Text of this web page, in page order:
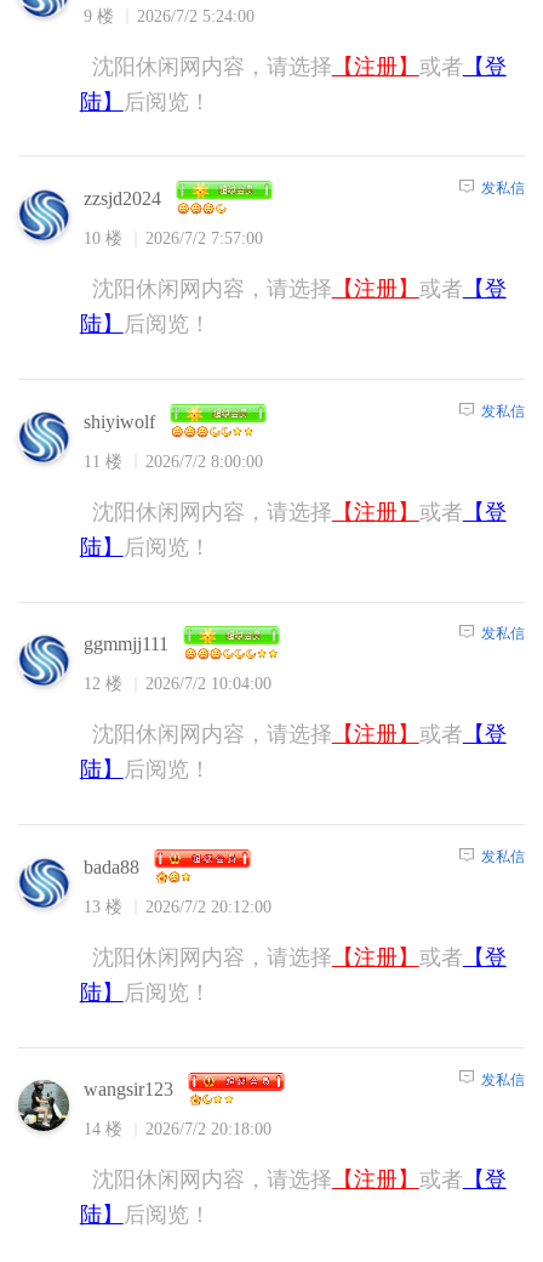
9 楼 2026/7/2 5:24:00
沈阳休闲网内容，请选择 【注册】 或者 【登
陆】
后阅览！
zzsjd2024
10 楼 2026/7/2 7:57:00
发私信
沈阳休闲网内容，请选择 【注册】 或者 【登
陆】
后阅览！
shiyiwolf
11 楼 2026/7/2 8:00:00
发私信
沈阳休闲网内容，请选择 【注册】 或者 【登
陆】
后阅览！
ggmmjj111
12 楼 2026/7/2 10:04:00
发私信
沈阳休闲网内容，请选择 【注册】 或者 【登
陆】
后阅览！
bada88
13 楼 2026/7/2 20:12:00
发私信
沈阳休闲网内容，请选择 【注册】 或者 【登
陆】
后阅览！
wangsir123
14 楼 2026/7/2 20:18:00
发私信
沈阳休闲网内容，请选择 【注册】 或者 【登
陆】
后阅览！